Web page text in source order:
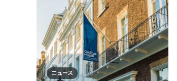
ニュース